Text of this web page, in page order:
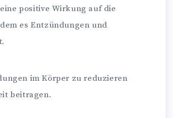
positive Wirkung auf die
es Entzündungen und
im Körper zu reduzieren
beitragen.